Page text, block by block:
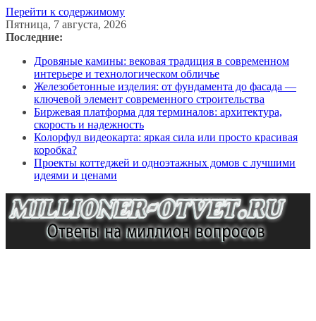
Перейти к содержимому
Пятница, 7 августа, 2026
Последние:
Дровяные камины: вековая традиция в современном
интерьере и технологическом обличье
Железобетонные изделия: от фундамента до фасада —
ключевой элемент современного строительства
Биржевая платформа для терминалов: архитектура,
скорость и надежность
Колорфул видеокарта: яркая сила или просто красивая
коробка?
Проекты коттеджей и одноэтажных домов с лучшими
идеями и ценами